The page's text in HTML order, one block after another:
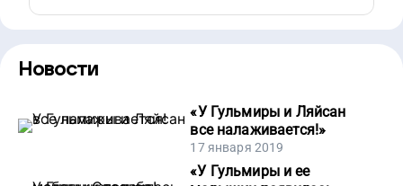
Новости
«У Гульмиры и Ляйсан
все налаживается!»
17 января 2019
«У Гульмиры и ее